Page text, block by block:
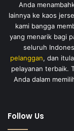
Anda
lainnya ke kaos
kami bangga
yang menarik bagi
seluruh
pelanggan, dan
pelayanan terbaik.
Anda dalam
Follow Us